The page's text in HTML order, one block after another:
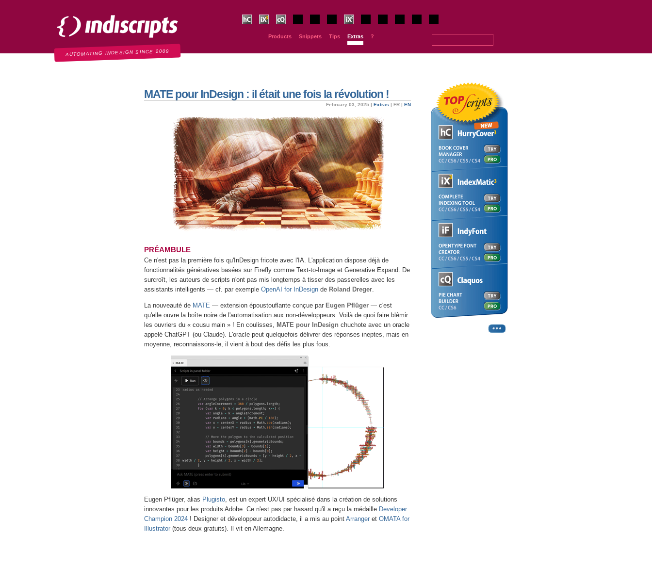
AUTOMATING INDESIGN SINCE 2009
Products Snippets Tips Extras ?
MATE pour InDesign : il était une fois la révolution !
February 03, 2025 | Extras | FR | EN
PRÉAMBULE
Ce n'est pas la première fois qu'InDesign fricote avec l'IA. L'application dispose déjà de
fonctionnalités génératives basées sur Firefly comme Text-to-Image et Generative Expand. De
surcroît, les auteurs de scripts n'ont pas mis longtemps à tisser des passerelles avec les
assistants intelligents — cf. par exemple OpenAI for InDesign de Roland Dreger.
La nouveauté de MATE — extension époustouflante conçue par Eugen Pflüger — c'est
qu'elle ouvre la boîte noire de l'automatisation aux non-développeurs. Voilà de quoi faire blêmir
les ouvriers du « cousu main » ! En coulisses, MATE pour InDesign chuchote avec un oracle
appelé ChatGPT (ou Claude). L'oracle peut quelquefois délivrer des réponses ineptes, mais en
moyenne, reconnaissons-le, il vient à bout des défis les plus fous.
Eugen Pflüger, alias Plugisto, est un expert UX/UI spécialisé dans la création de solutions
innovantes pour les produits Adobe. Ce n'est pas par hasard qu'il a reçu la médaille Developer
Champion 2024 ! Designer et développeur autodidacte, il a mis au point Arranger et OMATA for
Illustrator (tous deux gratuits). Il vit en Allemagne.